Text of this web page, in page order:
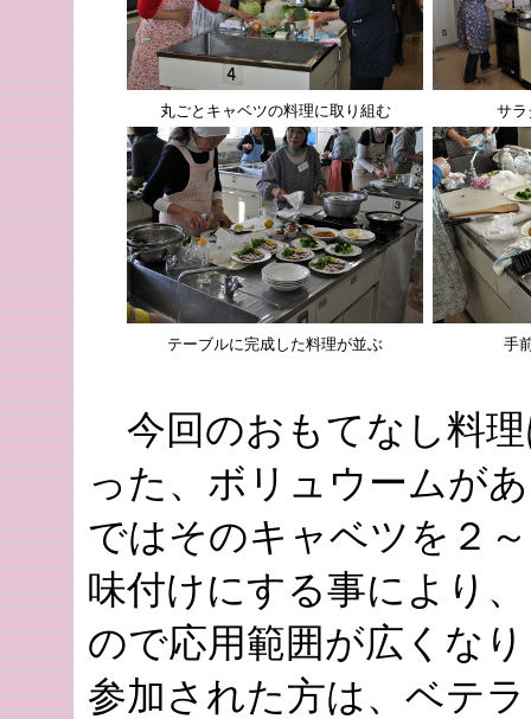
丸ごとキャベツの料理に取り組む サラ
テーブルに完成した料理が並ぶ 手
今回のおもてなし料
った、ボリュウームが
ではそのキャベツを２
味付けにする事により
ので応用範囲が広くな
参加された方は、ベテ